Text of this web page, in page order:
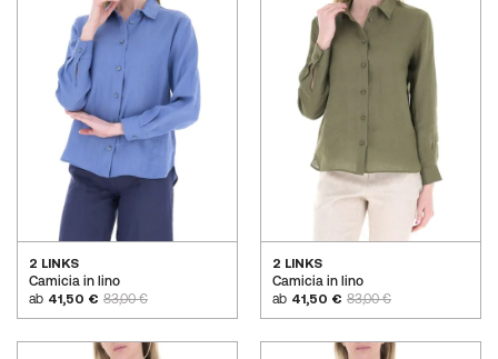
2 LINKS
Camicia in lino
ab 41,50 € 83,00 €
2 LINKS
Camicia in lino
ab 41,50 € 83,00 €